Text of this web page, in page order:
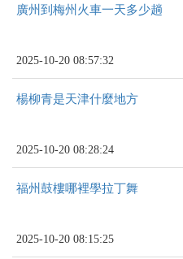
廣州到梅州火車一天多少趟
2025-10-20 08:57:32
楊柳青是天津什麼地方
2025-10-20 08:28:24
福州鼓樓哪裡學拉丁舞
2025-10-20 08:15:25